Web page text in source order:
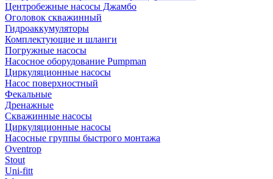
Центробежные насосы Джамбо
Оголовок скважинный
Гидроаккумуляторы
Комплектующие и шланги
Погружные насосы
Насосное оборудование Pumpman
Циркуляционные насосы
Насос поверхностный
Фекальные
Дренажные
Скважинные насосы
Циркуляционные насосы
Насосные группы быстрого монтажа
Oventrop
Stout
Uni-fitt